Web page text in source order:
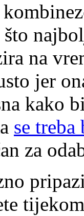
što
na
jer
kako
se
za